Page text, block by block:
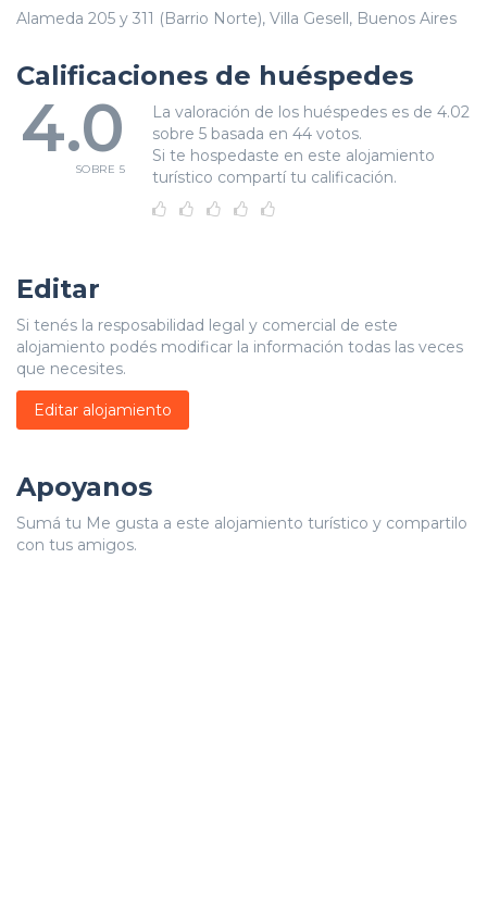
Alameda 205 y 311 (Barrio Norte), Villa Gesell, Buenos Aires
Calificaciones de huéspedes
4.0
SOBRE 5
La valoración de los huéspedes es de 4.02
sobre 5 basada en 44 votos.
Si te hospedaste en este alojamiento
turístico compartí tu calificación.
Editar
Si tenés la resposabilidad legal y comercial de este
alojamiento podés modificar la información todas las veces
que necesites.
Editar alojamiento
Apoyanos
Sumá tu Me gusta a este alojamiento turístico y compartilo
con tus amigos.